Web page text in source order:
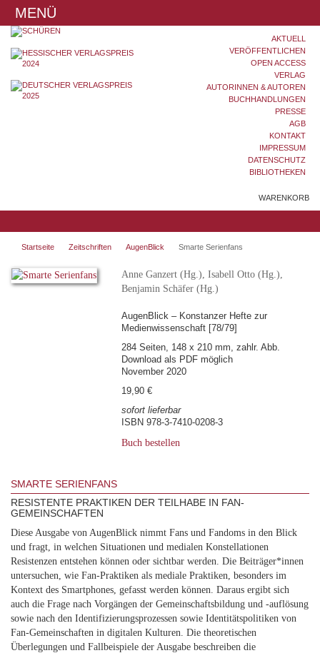
MENÜ
AKTUELL
VERÖFFENTLICHEN
OPEN ACCESS
VERLAG
AUTORINNEN & AUTOREN
BUCHHANDLUNGEN
PRESSE
AGB
KONTAKT
IMPRESSUM
DATENSCHUTZ
BIBLIOTHEKEN
WARENKORB
Startseite Zeitschriften AugenBlick Smarte Serienfans
Anne Ganzert (Hg.), Isabell Otto (Hg.),
Benjamin Schäfer (Hg.)
AugenBlick – Konstanzer Hefte zur
Medienwissenschaft [78/79]
284 Seiten, 148 x 210 mm, zahlr. Abb.
Download als PDF möglich
November 2020
19,90 €
sofort lieferbar
ISBN 978-3-7410-0208-3
Buch bestellen
SMARTE SERIENFANS
RESISTENTE PRAKTIKEN DER TEILHABE IN FAN-
GEMEINSCHAFTEN
Diese Ausgabe von AugenBlick nimmt Fans und Fandoms in den Blick
und fragt, in welchen Situationen und medialen Konstellationen
Resistenzen entstehen können oder sichtbar werden. Die Beiträger*innen
untersuchen, wie Fan-Praktiken als mediale Praktiken, besonders im
Kontext des Smartphones, gefasst werden können. Daraus ergibt sich
auch die Frage nach Vorgängen der Gemeinschaftsbildung und -auflösung
sowie nach den Identifizierungsprozessen sowie Identitätspolitiken von
Fan-Gemeinschaften in digitalen Kulturen. Die theoretischen
Überlegungen und Fallbeispiele der Ausgabe beschreiben die